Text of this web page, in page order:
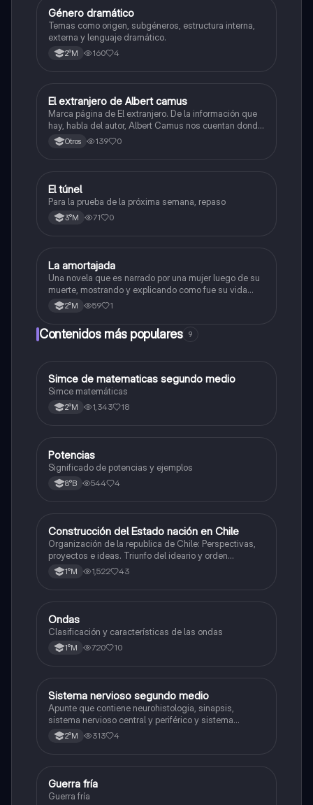
Lengua y Comunicación
Género dramático
Temas como origen, subgéneros, estructura interna,
externa y lenguaje dramático.
2°M 160 4
Lengua y Comunicación
El extranjero de Albert camus
Marca página de El extranjero. De la información que
hay, habla del autor, Albert Camus nos cuentan donde
nace, la fecha y premios, Nos dan el contexto histórico
cuando se escribió este libro y aspectos de la obra.
Otros 139 0
Lengua y Comunicación
El túnel
Para la prueba de la próxima semana, repaso
3°M 71 0
Lengua y Comunicación
La amortajada
Una novela que es narrado por una mujer luego de su
muerte, mostrando y explicando como fue su vida
antes de morir.
2°M 59 1
Contenidos más populares 9
Matemáticas
Simce de matematicas segundo medio
Simce matemáticas
2°M 1,343 18
Matemáticas
Potencias
Significado de potencias y ejemplos
8°B 544 4
Historia
Construcción del Estado nación en Chile
Organización de la republica de Chile: Perspectivas,
proyectos e ideas. Triunfo del ideario y orden
conservador. Constitución de 1833. "Era Portaliana"
1°M 1,522 43
Física
Ondas
Clasificación y características de las ondas
1°M 720 10
Biología
Sistema nervioso segundo medio
Apunte que contiene neurohistologia, sinapsis,
sistema nervioso central y periférico y sistema
endocrino
2°M 313 4
Historia
Guerra fría
Guerra fría